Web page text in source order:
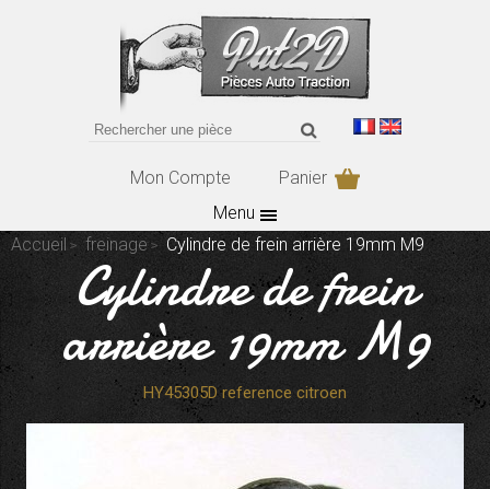
Mon Compte
Panier
Menu
Accueil
freinage Cylindre de frein arrière 19mm M9
Cylindre de frein
arrière 19mm M9
HY45305D reference citroen